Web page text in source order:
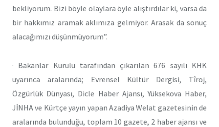
bekliyorum. Bizi böyle olaylara öyle alıştırdılar ki, varsa da
bir hakkımız aramak aklımıza gelmiyor. Arasak da sonuç
alacağımızı düşünmüyorum”.
· Bakanlar Kurulu tarafından çıkarılan 676 sayılı KHK
uyarınca aralarında; Evrensel Kültür Dergisi, Tîroj,
Özgürlük Dünyası, Dicle Haber Ajansı, Yüksekova Haber,
JİNHA ve Kürtçe yayın yapan Azadiya Welat gazetesinin de
aralarında bulunduğu, toplam 10 gazete, 2 haber ajansı ve